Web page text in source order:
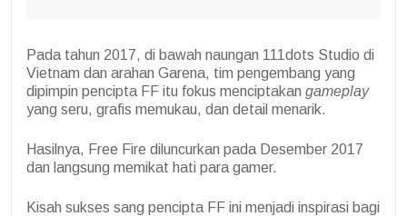
Pada tahun 2017, di bawah naungan 111dots Studio di
Vietnam dan arahan Garena, tim pengembang yang
dipimpin pencipta FF itu fokus menciptakan gameplay
yang seru, grafis memukau, dan detail menarik.
Hasilnya, Free Fire diluncurkan pada Desember 2017
dan langsung memikat hati para gamer.
Kisah sukses sang pencipta FF ini menjadi inspirasi bagi